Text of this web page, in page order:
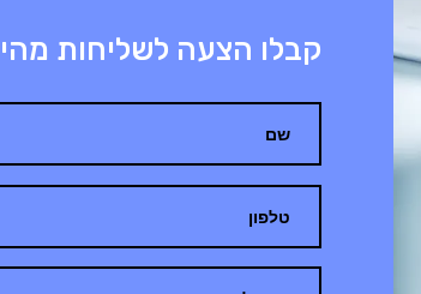
קבלו הצעה לשליחות